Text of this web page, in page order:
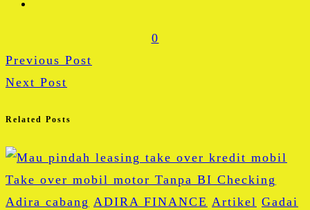
0
Previous Post
Next Post
Related Posts
Adira cabang ADIRA FINANCE Artikel Gadai